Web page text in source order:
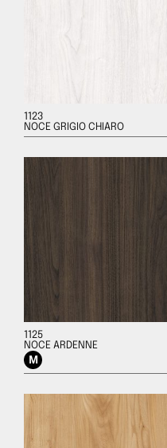
1123
NOCE GRIGIO CHIARO
1125
NOCE ARDENNE